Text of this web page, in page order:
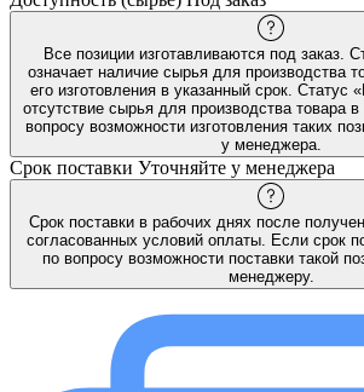
Все позиции изготавливаются под заказ.
означает наличие сырья для производства
его изготовления в указанный срок. Статус
отсутствие сырья для производства товара
вопросу возможности изготовления таких
у менеджера.
Срок поставки Уточняйте у менеджера
Срок поставки в рабочих днях после
согласованных условий оплаты. Если срок
по вопросу возможности поставки такой
менеджеру.